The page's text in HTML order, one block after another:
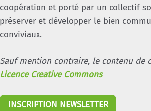
coopération et porté par un collectif
préserver et développer le bien
conviviaux.
Sauf mention contraire, le contenu de
Licence Creative Commons
INSCRIPTION NEWSLETTER